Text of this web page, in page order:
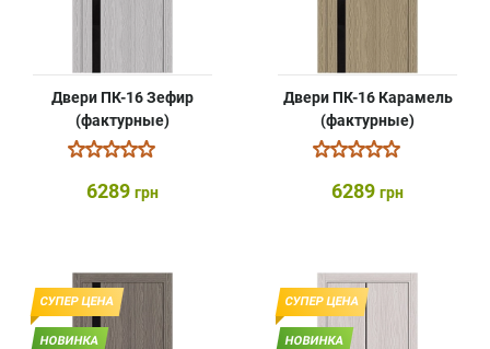
Двери ПК-16 Зефир
(фактурные)
6289 грн
Двери ПК-16 Карамель
(фактурные)
6289 грн
СУПЕР ЦЕНА
НОВИНКА
СУПЕР ЦЕНА
НОВИНКА